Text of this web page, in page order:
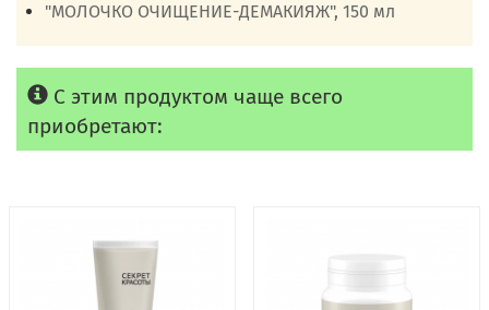
"МОЛОЧКО ОЧИЩЕНИЕ-ДЕМАКИЯЖ", 150 мл
С этим продуктом чаще всего
приобретают: